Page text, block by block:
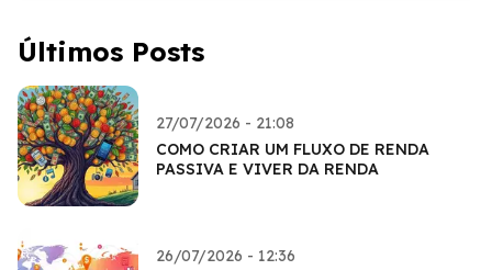
Últimos Posts
27/07/2026 - 21:08
COMO CRIAR UM FLUXO DE RENDA
PASSIVA E VIVER DA RENDA
26/07/2026 - 12:36